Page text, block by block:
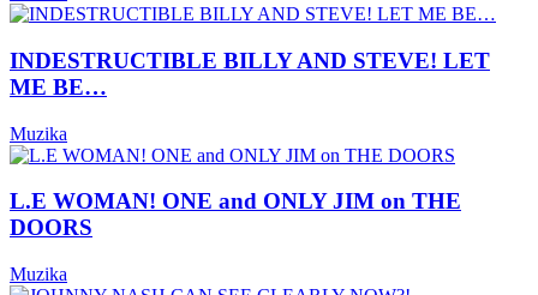
INDESTRUCTIBLE BILLY AND STEVE! LET
ME BE…
Muzika
L.E WOMAN! ONE and ONLY JIM on THE
DOORS
Muzika